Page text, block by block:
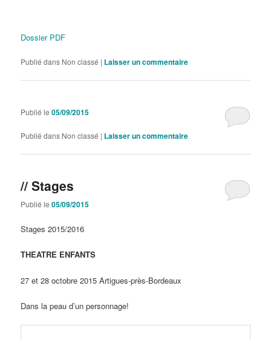
Dossier PDF
Publié dans Non classé | Laisser un commentaire
Publié le05/09/2015
Publié dans Non classé | Laisser un commentaire
// Stages
Publié le05/09/2015
Stages 2015/2016
THEATRE ENFANTS
27 et 28 octobre 2015 Artigues-près-Bordeaux
Dans la peau d’un personnage!